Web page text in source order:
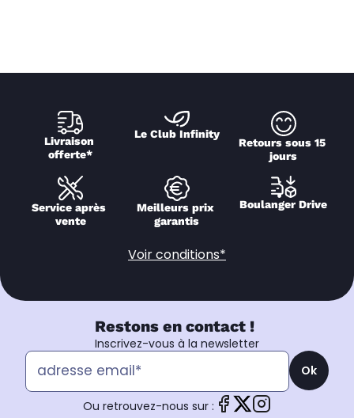
Livraison
offerte*
Le Club Infinity
Retours sous 15
jours
Service après
vente
Meilleurs prix
garantis
Boulanger Drive
Voir conditions*
Restons en contact !
Inscrivez-vous à la newsletter
Ok
Ou retrouvez-nous sur :